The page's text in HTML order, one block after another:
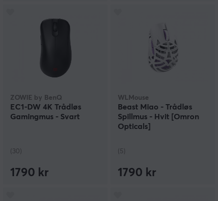
ZOWIE by BenQ
EC1-DW 4K Trådløs
Gamingmus - Svart
(30)
1790 kr
WLMouse
Beast Miao - Trådløs
Spillmus - Hvit [Omron
Opticals]
(5)
1790 kr